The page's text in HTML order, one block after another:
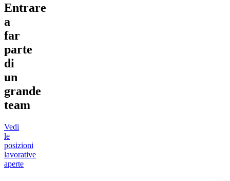
Entrare
a
far
parte
di
un
grande
team
Vedi
le
posizioni
lavorative
aperte